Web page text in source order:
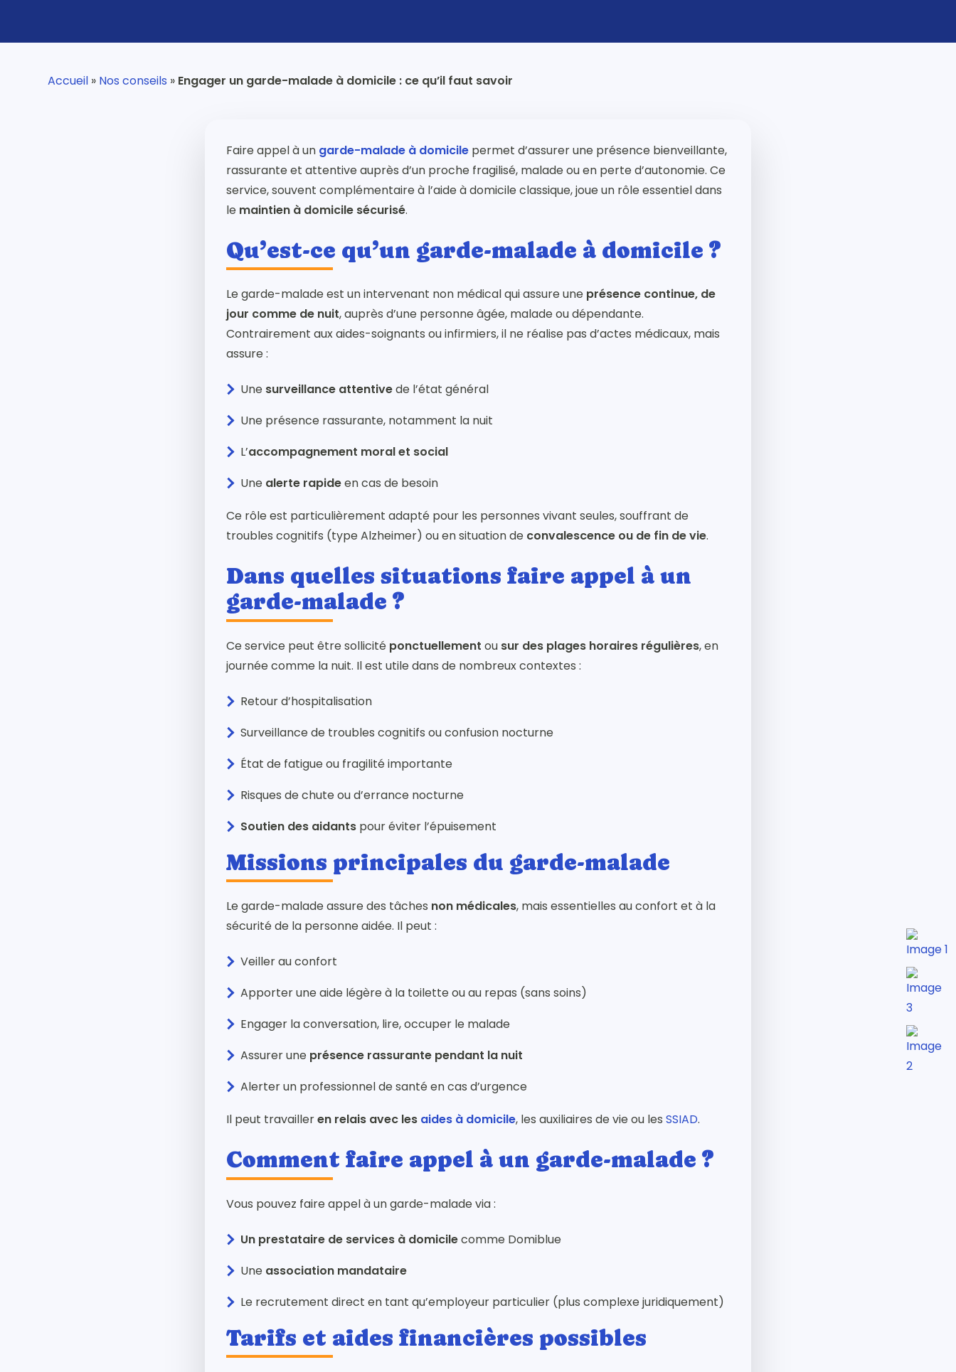
Appuyez sur Entrée pour rechercher ou ESC pour fermer
Accueil » Nos conseils » Engager un garde-malade à domicile : ce qu’il faut savoir
Faire appel à un garde-malade à domicile permet d’assurer une présence bienveillante,
rassurante et attentive auprès d’un proche fragilisé, malade ou en perte d’autonomie. Ce
service, souvent complémentaire à l’aide à domicile classique, joue un rôle essentiel dans
le maintien à domicile sécurisé.
Qu’est-ce qu’un garde-malade à domicile ?
Le garde-malade est un intervenant non médical qui assure une présence continue, de
jour comme de nuit, auprès d’une personne âgée, malade ou dépendante.
Contrairement aux aides-soignants ou infirmiers, il ne réalise pas d’actes médicaux, mais
assure :
Une surveillance attentivede l’état général
Une présence rassurante, notamment la nuit
L’accompagnement moral et social
Une alerte rapideen cas de besoin
Ce rôle est particulièrement adapté pour les personnes vivant seules, souffrant de
troubles cognitifs (type Alzheimer) ou en situation de convalescence ou de fin de vie.
Dans quelles situations faire appel à un
garde-malade ?
Ce service peut être sollicité ponctuellement ou sur des plages horaires régulières, en
journée comme la nuit. Il est utile dans de nombreux contextes :
Retour d’hospitalisation
Surveillance de troubles cognitifs ou confusion nocturne
État de fatigue ou fragilité importante
Risques de chute ou d’errance nocturne
Soutien des aidants pour éviter l’épuisement
Missions principales du garde-malade
Le garde-malade assure des tâches non médicales, mais essentielles au confort et à la
sécurité de la personne aidée. Il peut :
Veiller au confort
Apporter une aide légère à la toilette ou au repas (sans soins)
Engager la conversation, lire, occuper le malade
Assurer une présence rassurante pendant la nuit
Alerter un professionnel de santé en cas d’urgence
Il peut travailleren relais avec les aides à domicile, les auxiliaires de vie ou lesSSIAD.
Comment faire appel à un garde-malade ?
Vous pouvez faire appel à un garde-malade via :
Un prestataire de services à domicilecomme Domiblue
Une association mandataire
Le recrutement direct en tant qu’employeur particulier (plus complexe juridiquement)
Tarifs et aides financières possibles